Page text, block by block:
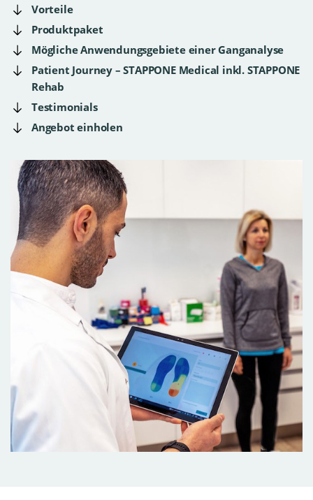
Vorteile
Produktpaket
Mögliche Anwendungsgebiete einer Ganganalyse
Patient Journey – STAPPONE Medical inkl. STAPPONE
Rehab
Testimonials
Angebot einholen